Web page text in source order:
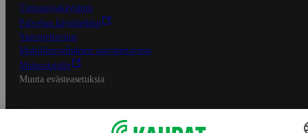
Tietosuojakäytäntö
Palvelun käyttöehdot
Saavutettavuus
Mobiilisovelluksen saavutettavuus
Mainostajalle
Muuta evästeasetuksia